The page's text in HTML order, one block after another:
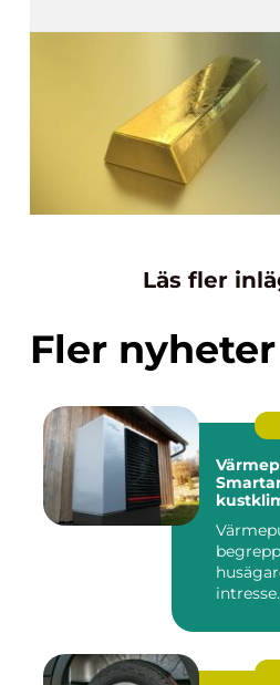
Läs fler
Fler nyheter